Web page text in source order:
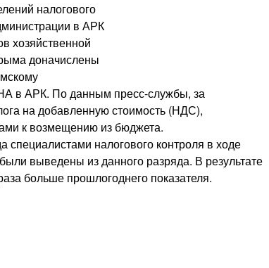
налогового
в АРК
хозяйственной
доначислены
в АРК. По данным пресс-службы, за
на добавленную стоимость (НДС),
к возмещению из бюджета.
специалистами налогового контроля в ходе
выведены из данного разряда. В результате
больше прошлогоднего показателя.